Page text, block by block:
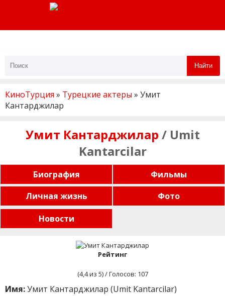
Найти
КиноТурция » Турецкие актеры » Умит
Кантарджилар
Умит Кантарджилар / Umit
Kantarcilar
Биография
Фильмы
Личная жизнь
Фото
Новости
Рейтинг
(4,4из 5) / Голосов: 107
Имя:Умит Кантарджилар (Umit Kantarcilar)